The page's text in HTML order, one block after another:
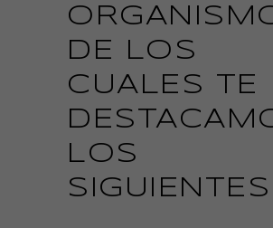
DE LOS
CUALES TE
LOS
SIGUIENTES